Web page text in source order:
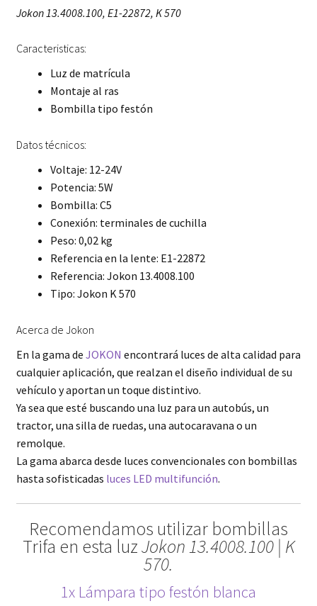
Jokon 13.4008.100, E1-22872, K 570
Caracteristicas:
Luz de matrícula
Montaje al ras
Bombilla tipo festón
Datos técnicos:
Voltaje: 12-24V
Potencia: 5W
Bombilla: C5
Conexión: terminales de cuchilla
Peso: 0,02 kg
Referencia en la lente: E1-22872
Referencia: Jokon 13.4008.100
Tipo: Jokon K 570
Acerca de Jokon
En la gama de JOKON encontrará luces de alta calidad para
cualquier aplicación, que realzan el diseño individual de su
vehículo y aportan un toque distintivo.
Ya sea que esté buscando una luz para un autobús, un
tractor, una silla de ruedas, una autocaravana o un
remolque.
La gama abarca desde luces convencionales con bombillas
hasta sofisticadas luces LED multifunción.
Recomendamos utilizar bombillas
Trifa en esta luzJokon 13.4008.100 | K
570.
1x Lámpara tipo festón blanca